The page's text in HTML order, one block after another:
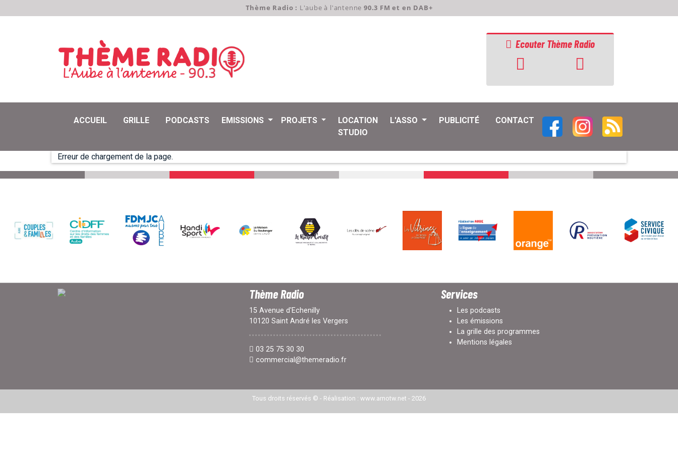
Thème Radio : L'aube à l'antenne 90.3 FM et en DAB+
Ecouter Thème Radio
ACCUEIL GRILLE PODCASTS EMISSIONS PROJETS
LOCATION
STUDIO
L'ASSO PUBLICITÉ CONTACT
Erreur de chargement de la page.
Thème Radio
15 Avenue d'Echenilly
10120 Saint André les Vergers
03 25 75 30 30
commercial@themeradio.fr
Services
Les podcasts
Les émissions
La grille des programmes
Mentions légales
Tous droits réservés © - Réalisation : www.arnotw.net - 2026